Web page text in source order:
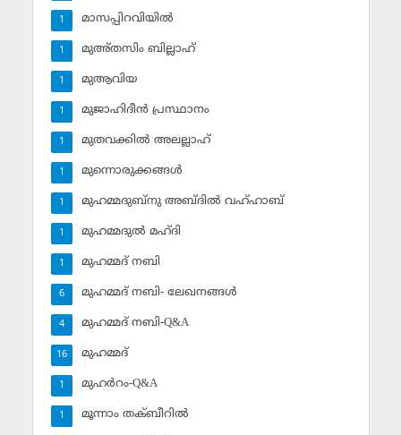
മാസപ്പിറവിയില്‍
1
മുഅ്തസിം ബില്ലാഹ്
1
മുആവിയ
1
മുജാഹിദീന്‍ പ്രസ്ഥാനം
1
മുതവക്കില്‍ അലല്ലാഹ്
1
മുന്നൊരുക്കങ്ങള്‍
1
മുഹമ്മദുബ്‌നു അബ്ദില്‍ വഹ്ഹാബ്
1
മുഹമ്മദുല്‍ മഹ്ദി
1
മുഹമ്മദ് നബി
1
മുഹമ്മദ് നബി- ലേഖനങ്ങള്‍
6
മുഹമ്മദ് നബി-Q&A
4
മുഹമ്മദ്‌
16
മുഹര്‍റം-Q&A
1
മൂന്നാം തക്ബീറില്‍
1